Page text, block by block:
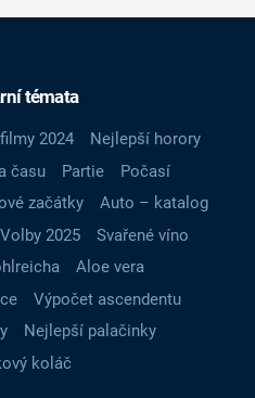
témata
2024
Nejlepší horory
času Partie
Počasí
začátky
Auto – katalog
Volby 2025
Svařené víno
Aloe vera
Výpočet ascendentu
Nejlepší palačinky
koláč